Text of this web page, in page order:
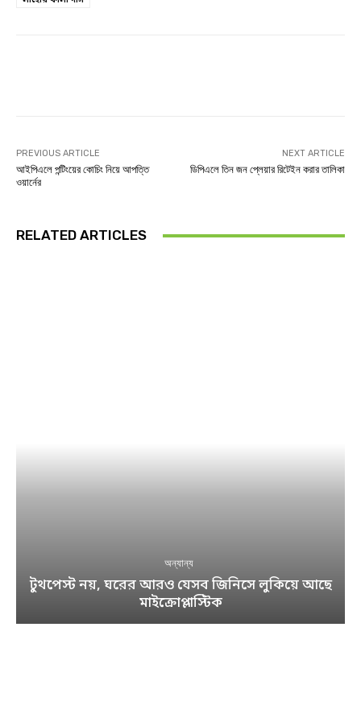
PREVIOUS ARTICLE
আইপিএলে পন্টিংয়ের কোচিং নিয়ে আপত্তি
ওয়ার্নের
NEXT ARTICLE
ডিপিএলে তিন জন প্লেয়ার রিটেইন করার তালিকা
RELATED ARTICLES
অন্যান্য
টুথপেস্ট নয়, ঘরের আরও যেসব জিনিসে লুকিয়ে আছে
মাইক্রোপ্লাস্টিক